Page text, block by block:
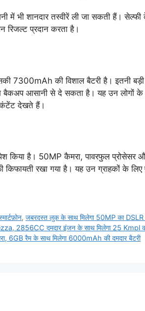
में भी शानदार तस्वीरें ली जा सकती हैं।
रिजल्ट प्रदान करता है।
7300mAh की विशाल बैटरी है। इतनी बड़ी
बैकअप आसानी से दे सकता है। यह उन लोगों के
कंटेंट देखते हैं।
किया है। 50MP कैमरा, पावरफुल प्रोसेसर
रखा गया है। यह उन ग्राहकों के लिए
,जबरदस्त लुक के साथ मिलेगा 50MP का
2856CC दमदार इंजन के साथ मिलेगा 25 Kmpl
6GB रैम के साथ मिलेगा 6000mAh की दमदार बैटरी